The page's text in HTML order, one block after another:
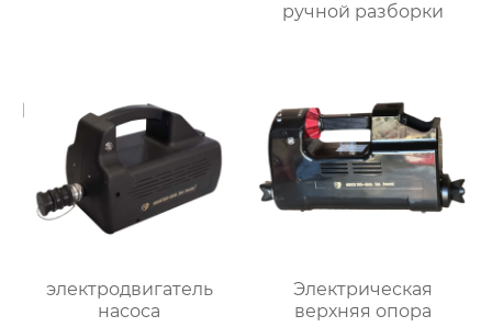
ручной разборки
электродвигатель
насоса
Электрическая
верхняя опора